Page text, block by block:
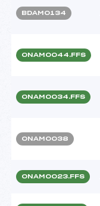
BDAM0134
ONAM0044.FFS
ONAM0034.FFS
ONAM0038
ONAM0023.FFS